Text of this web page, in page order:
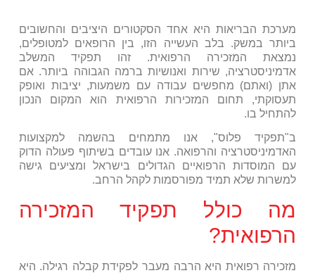
מערכת הבריאות היא אחד הסקטורים היציבים והחשובים
ביותר במשק. בלב העשייה הזו, בין הרופאים למטופלים,
נמצאת המזכירה הרפואית. זהו תפקיד המשלב
אדמיניסטרציה, שירות ואנושיות ברמה הגבוהה ביותר. אם
אתן (ואתם) מחפשים עבודה עם משמעות, יציבות ואופק
תעסוקתי, תחום המזכירות הרפואית הוא המקום הנכון
להתחיל בו.
ב"תפקיד פלוס", אנו מתמחים בהשמה למקצועות
האדמיניסטרציה והרפואה. אנו עובדים בשיתוף פעולה הדוק
עם המוסדות הרפואיים הגדולים בישראל ומציעים גישה
למשרות שלא תמיד מפורסמות לקהל הרחב.
מה כולל תפקיד המזכירה
הרפואית?
מזכירה רפואית היא הרבה מעבר לפקידת קבלה רגילה. היא